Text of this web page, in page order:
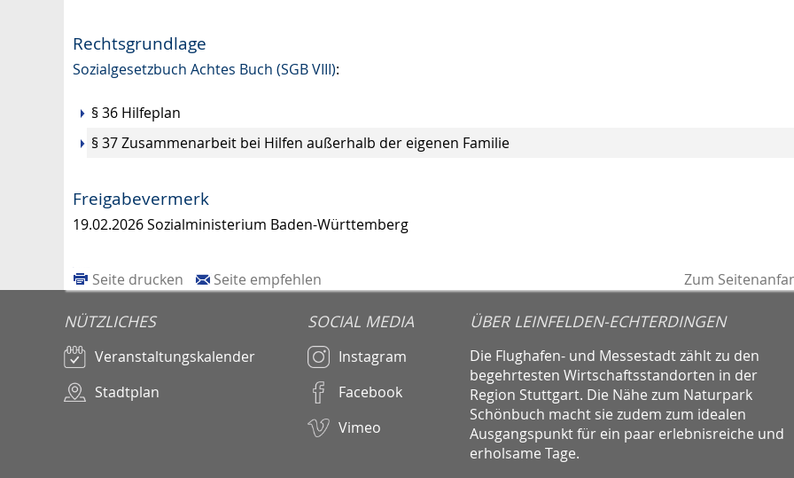
Rechtsgrundlage
Sozialgesetzbuch Achtes Buch (SGB VIII):
§ 36 Hilfeplan
§ 37 Zusammenarbeit bei Hilfen außerhalb der eigenen Familie
Freigabevermerk
19.02.2026 Sozialministerium Baden-Württemberg
Zum
Seite drucken Seite empfehlen
NÜTZLICHES
Veranstaltungskalender
Stadtplan
SOCIAL MEDIA
Instagram
Facebook
Vimeo
ÜBER LEINFELDEN-ECHTERDINGEN
Die Flughafen- und Messestadt zählt zu den
begehrtesten Wirtschaftsstandorten in der
Region Stuttgart. Die Nähe zum Naturpark
Schönbuch macht sie zudem zum idealen
Ausgangspunkt für ein paar erlebnisreiche und
erholsame Tage.